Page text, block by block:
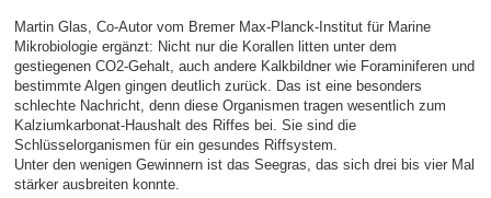
Martin Glas, Co-Autor vom Bremer Max-Planck-Institut für Marine
Mikrobiologie ergänzt: Nicht nur die Korallen litten unter dem
gestiegenen CO2-Gehalt, auch andere Kalkbildner wie Foraminiferen und
bestimmte Algen gingen deutlich zurück. Das ist eine besonders
schlechte Nachricht, denn diese Organismen tragen wesentlich zum
Kalziumkarbonat-Haushalt des Riffes bei. Sie sind die
Schlüsselorganismen für ein gesundes Riffsystem.
Unter den wenigen Gewinnern ist das Seegras, das sich drei bis vier Mal
stärker ausbreiten konnte.